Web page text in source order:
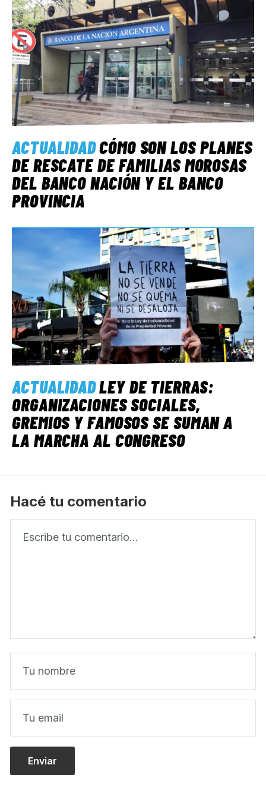
ACTUALIDADCÓMO SON LOS PLANES
DE RESCATE DE FAMILIAS MOROSAS
DEL BANCO NACIÓN Y EL BANCO
PROVINCIA
ACTUALIDADLEY DE TIERRAS:
ORGANIZACIONES SOCIALES,
GREMIOS Y FAMOSOS SE SUMAN A
LA MARCHA AL CONGRESO
Hacé tu comentario